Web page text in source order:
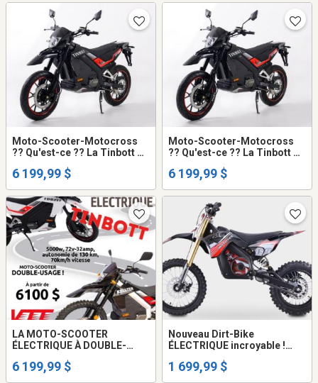
Moto-Scooter-Motocross
?? Qu'est-ce ?? La Tinbott de
perfomante, fiable et durable
6 199,99 $
Moto-Scooter-Motocross
?? Qu'est-ce ?? La Tinbott de
perfomante, fiable et durable
6 199,99 $
LA MOTO-SCOOTER
ÉLECTRIQUE À DOUBLE-
6 199,99 $
Nouveau Dirt-Bike
ÉLECTRIQUE incroyable !
1 699,99 $